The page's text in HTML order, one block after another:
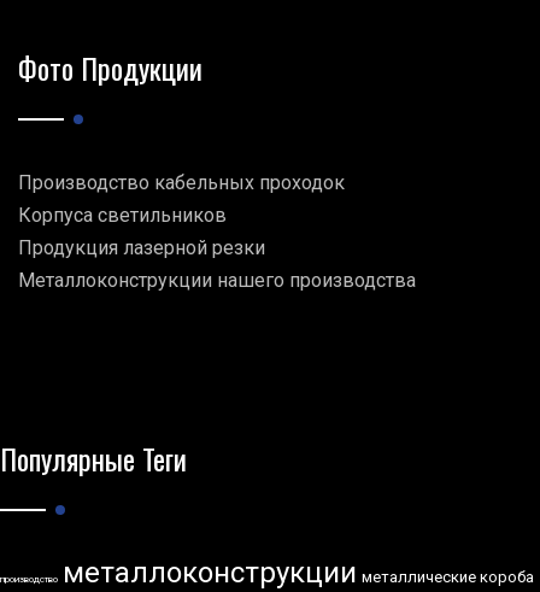
Фото Продукции
Производство кабельных проходок
Корпуса светильников
Продукция лазерной резки
Металлоконструкции нашего производства
Популярные Теги
производство металлоконструкции металлические короба